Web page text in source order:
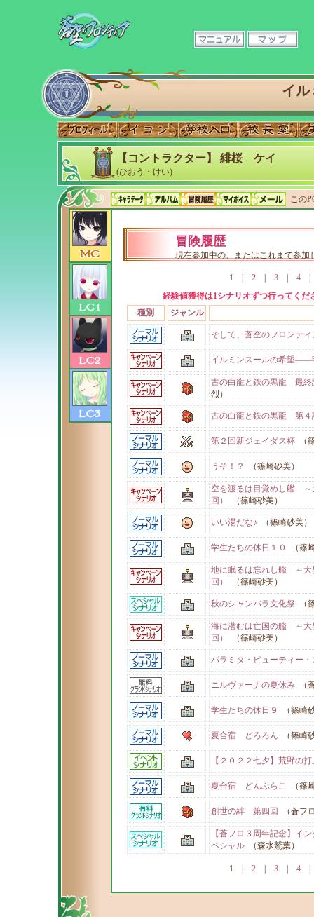
イル
【コントラクター】 緋桜 ケイ
(ひおう・けい)
この
冒険履歴
現在参加中の、またはこれまで参
1 2| 3| 4
経験値獲得は1シナリオずつ行ってく
種別
ジャンル
そして、蒼空のフロンティ
イルミンスールの希望
古の白龍と鉄の黒龍 最終
烈）
古の白龍と鉄の黒龍 第４
第２回新ジェイダス杯 （
うそ！？ （篠崎砂美）
空を渡るは目覚めし艦 ～
回）
（篠崎砂美）
いい湯だな♪ （篠崎砂美）
学生たちの休日１０ （篠
地に眠るは忘れし艦 ～大
回）
（篠崎砂美）
秋のシャンバラ文化祭 （
海に潜むは亡国の艦 ～大
回）
（篠崎砂美）
パラミタ・ビューティー
ニルヴァーナの夏休み （
学生たちの休日９ （篠崎
夏合宿 どろろん （篠崎
【２０２２七夕】荒野の
夏合宿 どんぶらこ （篠
創世の絆 第四回 （蒼フ
【蒼フロ３周年記念】イ
ペシャル （森水鷲葉）
1 2| 3| 4